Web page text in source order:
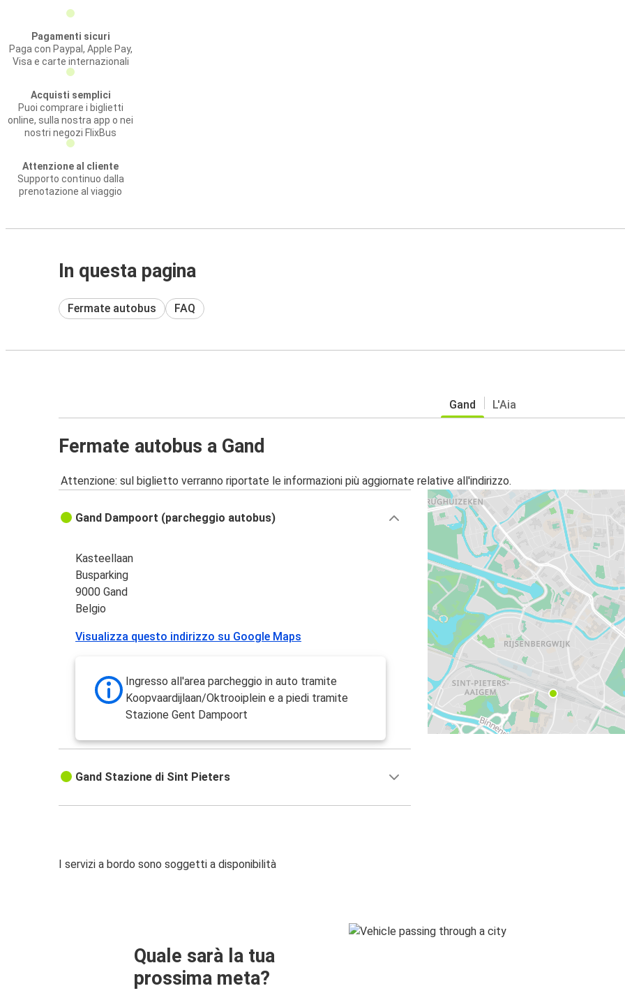
Pagamenti sicuri
Paga con Paypal, Apple Pay,
Visa e carte internazionali
Acquisti semplici
Puoi comprare i biglietti
online, sulla nostra app o nei
nostri negozi FlixBus
Attenzione al cliente
Supporto continuo dalla
prenotazione al viaggio
In questa pagina
Fermate autobus FAQ
Gand L'Aia
Fermate autobus a Gand
Attenzione: sul biglietto verranno riportate le informazioni più aggiornate relative all'indirizzo.
Gand Dampoort (parcheggio autobus)
Kasteellaan
Busparking
9000 Gand
Belgio
Visualizza questo indirizzo su Google Maps
Ingresso all'area parcheggio in auto tramite
Koopvaardijlaan/Oktrooiplein e a piedi tramite
Stazione Gent Dampoort
Gand Stazione di Sint Pieters
I servizi a bordo sono soggetti a disponibilità
Quale sarà la tua
prossima meta?